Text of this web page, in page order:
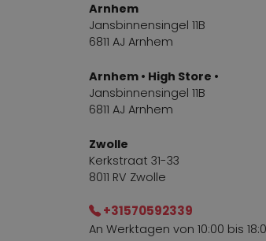
Arnhem
Jansbinnensingel 11B
6811 AJ Arnhem
Arnhem • High Store •
Jansbinnensingel 11B
6811 AJ Arnhem
Zwolle
Kerkstraat 31-33
8011 RV Zwolle
+31570592339
An Werktagen von 10:00 bis